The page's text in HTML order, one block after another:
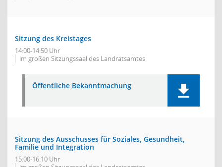
Sitzung des Kreistages
14:00-14:50 Uhr
im großen Sitzungssaal des Landratsamtes
Öffentliche Bekanntmachung
Sitzung des Ausschusses für Soziales, Gesundheit,
Familie und Integration
15:00-16:10 Uhr